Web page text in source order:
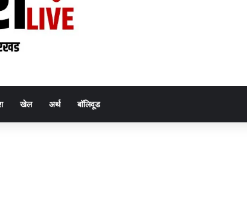
खेल अर्थ बॉलिवूड